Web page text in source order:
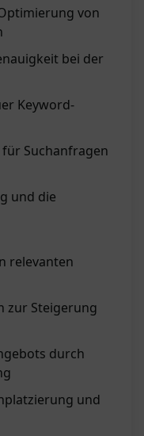
von
bei der
Keyword-
Suchanfragen
und die
relevanten
zur Steigerung
durch
und